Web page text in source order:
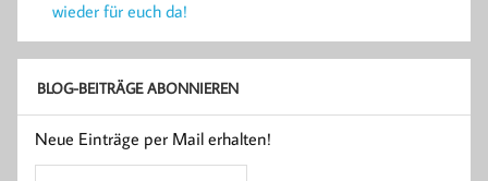
wieder für euch da!
BLOG-BEITRÄGE ABONNIEREN
Neue Einträge per Mail erhalten!